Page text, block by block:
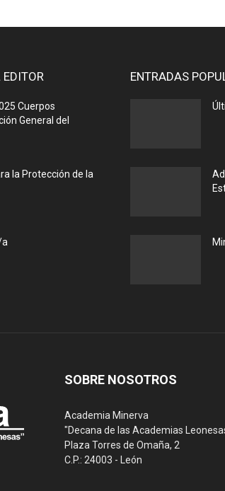
EDITOR
Cuerpos
General del
la Protección de la
ENTRADAS
SOBRE NOSOTROS
Academia Minerva
"Decana de las Academias
Plaza Torres de Omaña, 2
C.P.: 24003 - León